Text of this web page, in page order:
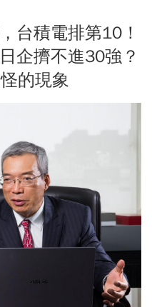
台積電排第10！
企擠不進30強？
的現象